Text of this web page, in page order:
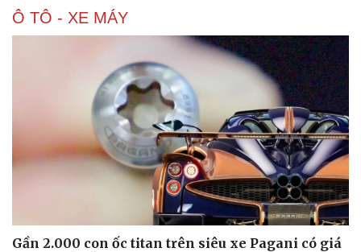
Văn hóa
Sân khấu - Điện ảnh
Giải trí
Nghệ sĩ
Thời trang
Sao Việt
Ô TÔ - XE MÁY
Gần 2.000 con ốc titan trên siêu xe Pagani có giá